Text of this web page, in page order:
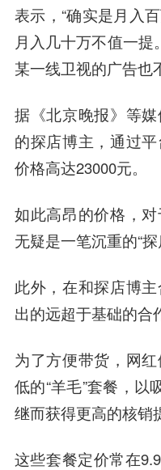
表示，“确实是月入
月入几十万不值一提
某一线卫视的广告也
据《北京晚报》等
的探店博主，通过
价格高达23000元。
如此高昂的价格，
无疑是一笔沉重的“探
此外，在和探店博
出的远超于基础的合
为了方便带货，网
低的“羊毛”套餐，以
继而获得更高的核销
这些套餐定价常在